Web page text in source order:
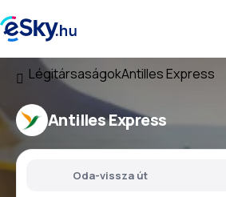
LégitársaságokAntilles Express
Antilles Express
Oda-vissza út